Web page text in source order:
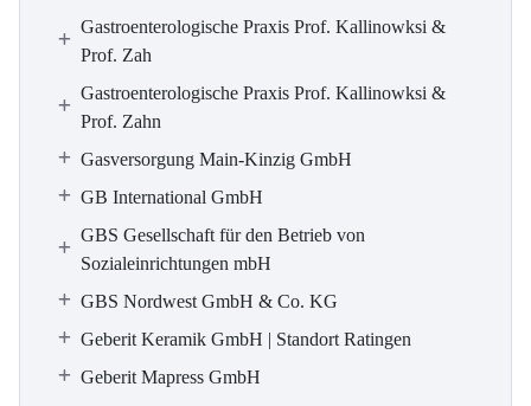
Gastroenterologische Praxis Prof. Kallinowksi &
Prof. Zah
Gastroenterologische Praxis Prof. Kallinowksi &
Prof. Zahn
Gasversorgung Main-Kinzig GmbH
GB International GmbH
GBS Gesellschaft für den Betrieb von
Sozialeinrichtungen mbH
GBS Nordwest GmbH & Co. KG
Geberit Keramik GmbH | Standort Ratingen
Geberit Mapress GmbH